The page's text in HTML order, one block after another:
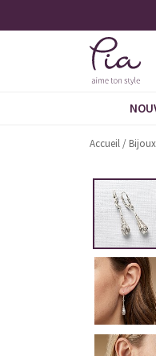
Accueil/ Bijoux